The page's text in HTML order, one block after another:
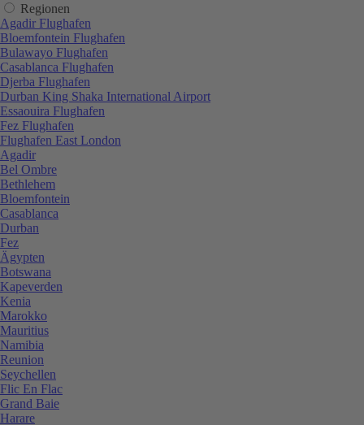
Regionen
Agadir Flughafen
Bloemfontein Flughafen
Bulawayo Flughafen
Casablanca Flughafen
Djerba Flughafen
Durban King Shaka International Airport
Essaouira Flughafen
Fez Flughafen
Flughafen East London
Agadir
Bel Ombre
Bethlehem
Bloemfontein
Casablanca
Durban
Fez
Ägypten
Botswana
Kapeverden
Kenia
Marokko
Mauritius
Namibia
Reunion
Seychellen
Flic En Flac
Grand Baie
Harare